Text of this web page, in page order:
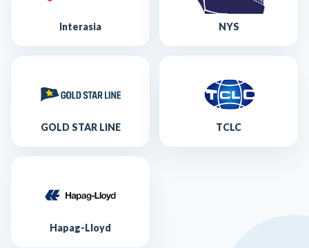
Interasia NYS
GOLD STAR LINE TCLC
Hapag-Lloyd